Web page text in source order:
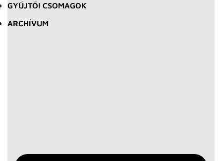
GYŰJTŐI CSOMAGOK
ARCHÍVUM